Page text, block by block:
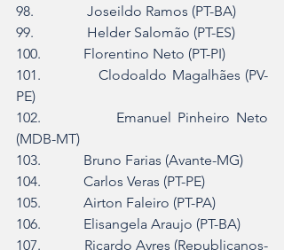
98.               Joseildo Ramos (PT-BA)
99.               Helder Salomão (PT-ES)
100.            Florentino Neto (PT-PI)
101.            Clodoaldo Magalhães (PV-
PE)
102.            Emanuel Pinheiro Neto
(MDB-MT)
103.            Bruno Farias (Avante-MG)
104.            Carlos Veras (PT-PE)
105.            Airton Faleiro (PT-PA)
106.            Elisangela Araujo (PT-BA)
107.            Ricardo Ayres (Republicanos-